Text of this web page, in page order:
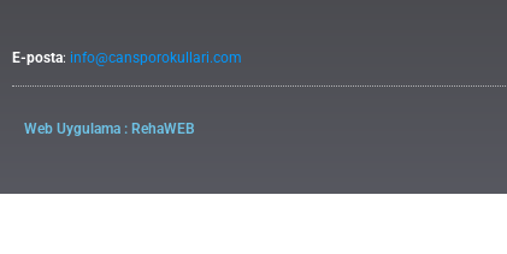
E-posta: info@cansporokullari.com
Web Uygulama : RehaWEB